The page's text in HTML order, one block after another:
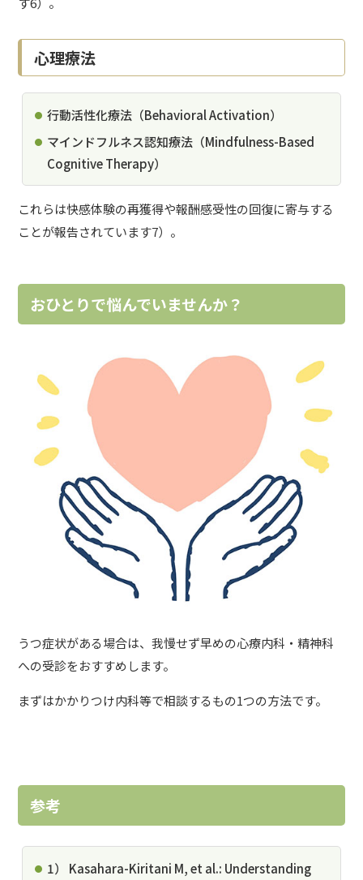
心理療法
行動活性化療法（Behavioral Activation）
マインドフルネス認知療法（Mindfulness-Based
Cognitive Therapy）
これらは快感体験の再獲得や報酬感受性の回復に寄与する
ことが報告されています7）。
おひとりで悩んでいませんか？
うつ症状がある場合は、我慢せず早めの心療内科・精神科
への受診をおすすめします。
まずはかかりつけ内科等で相談するもの1つの方法です。
参考
1） Kasahara-Kiritani M, et al.: Understanding